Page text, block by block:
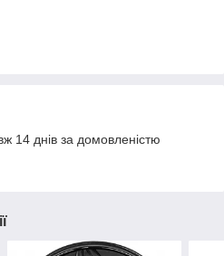
14 днів за домовленістю